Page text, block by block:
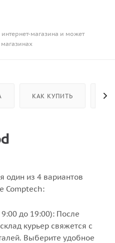
интернет-магазина и может
КАК КУПИТЬ
один из 4 вариантов
Comptech:
до 19:00): После
курьер свяжется с
Выберите удобное